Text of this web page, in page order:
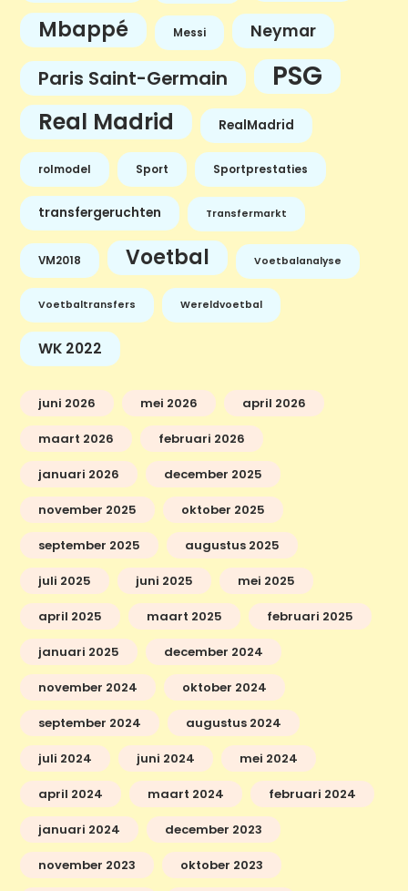
Mbappé Messi Neymar
Paris Saint-Germain PSG
Real Madrid RealMadrid
rolmodel Sport Sportprestaties
transfergeruchten Transfermarkt
VM2018 Voetbal Voetbalanalyse
Voetbaltransfers Wereldvoetbal
WK 2022
juni 2026 mei 2026 april 2026
maart 2026 februari 2026
januari 2026 december 2025
november 2025 oktober 2025
september 2025 augustus 2025
juli 2025 juni 2025 mei 2025
april 2025 maart 2025 februari 2025
januari 2025 december 2024
november 2024 oktober 2024
september 2024 augustus 2024
juli 2024 juni 2024 mei 2024
april 2024 maart 2024 februari 2024
januari 2024 december 2023
november 2023 oktober 2023